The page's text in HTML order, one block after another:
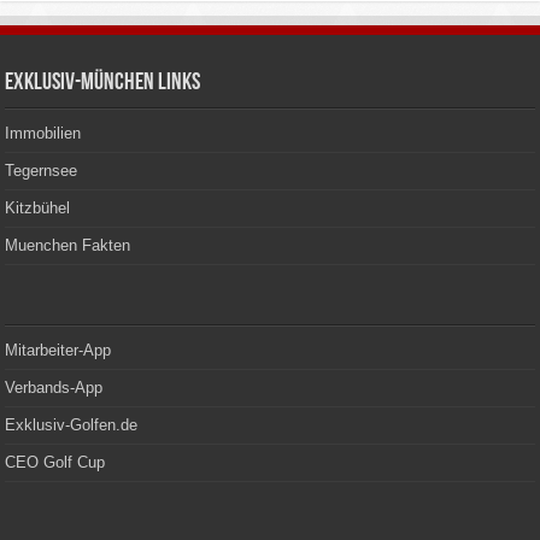
Exklusiv-München Links
Immobilien
Tegernsee
Kitzbühel
Muenchen Fakten
Mitarbeiter-App
Verbands-App
Exklusiv-Golfen.de
CEO Golf Cup